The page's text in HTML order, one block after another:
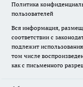
Политика
пользователей
Вся информация,
соответствии с
подлежит
том числе
как с письменного